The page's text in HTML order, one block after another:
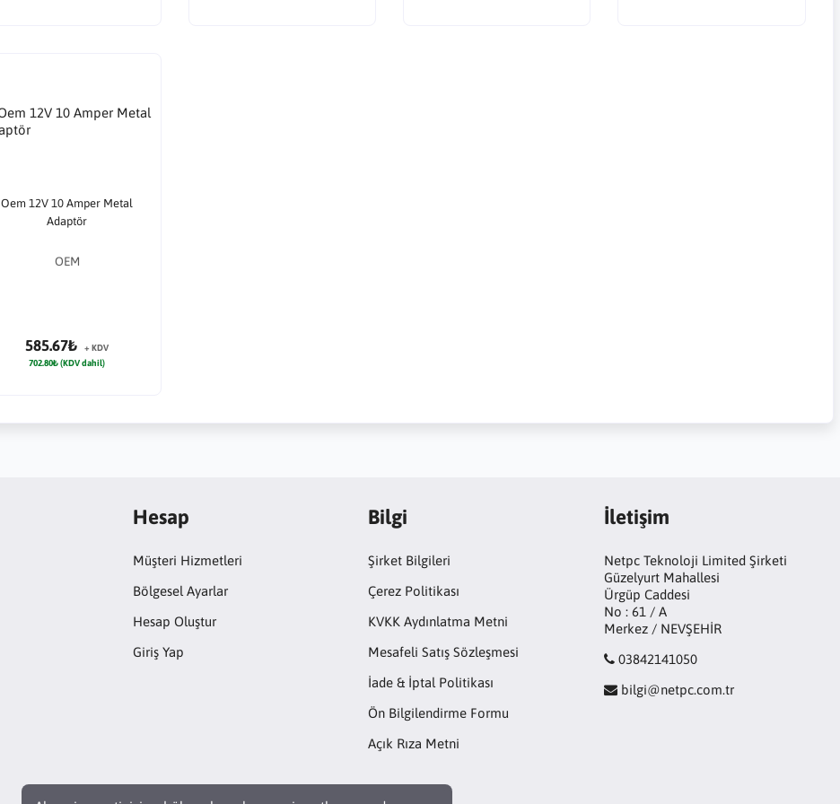
Oem 12V 10 Amper Metal
Adaptör
OEM
585.67₺
+ KDV
702.80₺ (KDV dahil)
Hesap
Müşteri Hizmetleri
Bölgesel Ayarlar
Hesap Oluştur
Giriş Yap
Bilgi
Şirket Bilgileri
Çerez Politikası
KVKK Aydınlatma Metni
Mesafeli Satış Sözleşmesi
İade & İptal Politikası
Ön Bilgilendirme Formu
Açık Rıza Metni
İletişim
Netpc Teknoloji Limited Şirketi
Güzelyurt Mahallesi
Ürgüp Caddesi
No : 61 / A
Merkez / NEVŞEHİR
03842141050
bilgi@netpc.com.tr